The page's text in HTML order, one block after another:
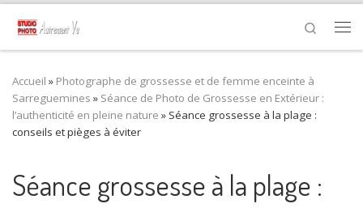
Passer au contenu
Search
Accueil » Photographe de grossesse et de femme enceinte à
Sarreguemines » Séance de Photo de Grossesse en Extérieur :
l’authenticité en pleine nature » Séance grossesse à la plage :
conseils et pièges à éviter
Séance grossesse à la plage :